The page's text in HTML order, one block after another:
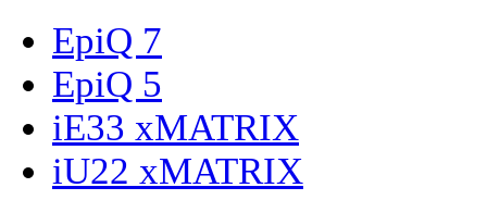
EpiQ 7
EpiQ 5
iE33 xMATRIX
iU22 xMATRIX